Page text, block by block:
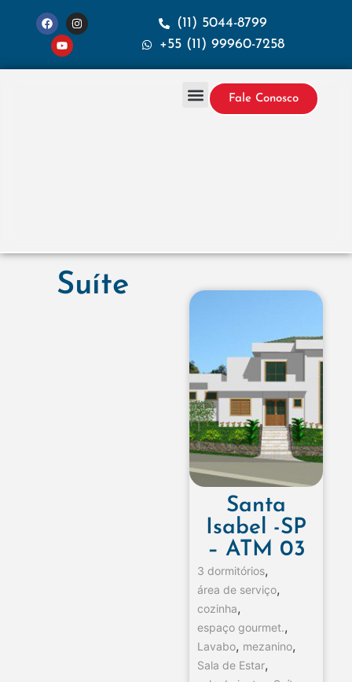
(11) 5044-8799
+55 (11) 99960-7258
Fale Conosco
Suíte
Santa
Isabel -SP
– ATM 03
3 dormitórios,
área de serviço,
cozinha,
espaço gourmet.,
Lavabo, mezanino,
Sala de Estar,